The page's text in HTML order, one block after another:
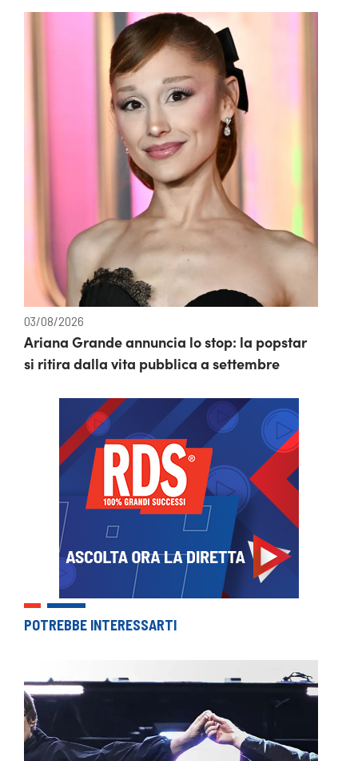
03/08/2026
Ariana Grande annuncia lo stop: la popstar
si ritira dalla vita pubblica a settembre
POTREBBE INTERESSARTI